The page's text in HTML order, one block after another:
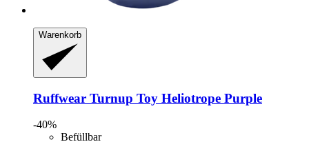
Warenkorb
Ruffwear Turnup Toy Heliotrope Purple
-40%
Befüllbar